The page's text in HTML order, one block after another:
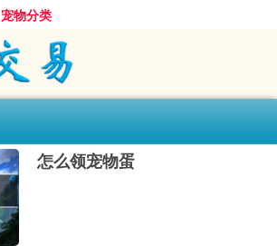
宠物分类
怎么领宠物蛋